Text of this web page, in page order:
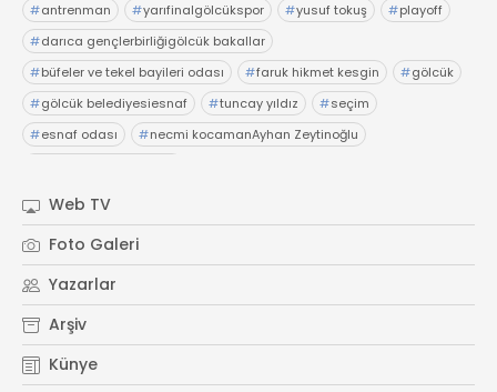
#antrenman #yarıfinalgölcükspor #yusuf tokuş #playoff
#darıca gençlerbirliğigölcük bakallar
#büfeler ve tekel bayileri odası #faruk hikmet kesgin #gölcük
#gölcük belediyesiesnaf #tuncay yıldız #seçim
#esnaf odası #necmi kocamanAyhan Zeytinoğlu
Web TV
Foto Galeri
Yazarlar
Arşiv
Künye